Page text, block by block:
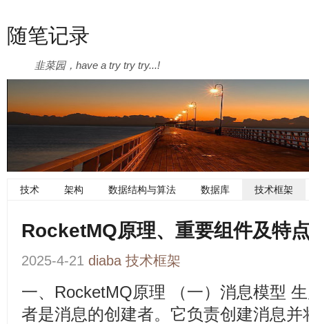
随笔记录
韭菜园，have a try try try...!
技术 架构 数据结构与算法 数据库 技术框架
RocketMQ原理、重要组件及特
2025-4-21 diaba 技术框架
一、RocketMQ原理 （一）消息模型
者是消息的创建者。它负责创建消息